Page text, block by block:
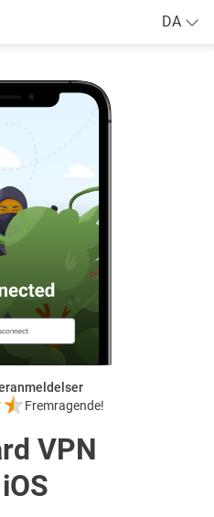
DA
Fremragende!
VPN